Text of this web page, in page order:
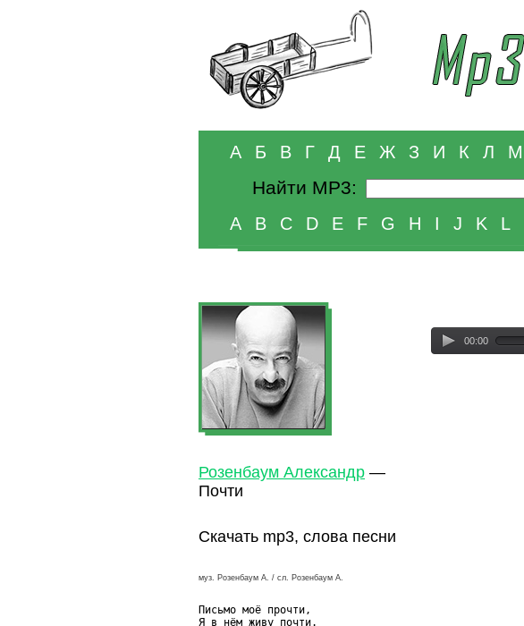
А Б В Г Д Е Ж З И К Л М
Найти MP3:
A B C D E F G H I J K L
Розенбаум Александр —
Почти
00:00
Скачать mp3, слова песни
муз. Розенбаум А. / сл. Розенбаум А.
Письмо моё прочти,
Я в нём живу почти.